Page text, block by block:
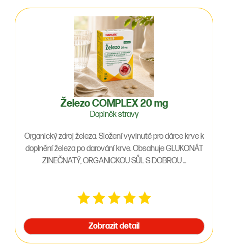
Železo COMPLEX 20 mg
Doplněk stravy
Organický zdroj železa. Složení vyvinuté pro dárce krve k
doplnění železa po darování krve. Obsahuje GLUKONÁT
ZINEČNATÝ, ORGANICKOU SŮL S DOBROU ...
Zobrazit detail